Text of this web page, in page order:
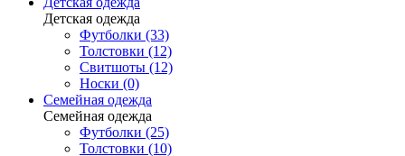
Детская одежда
Футболки (33)
Толстовки (12)
Свитшоты (12)
Носки (0)
Семейная одежда
Семейная одежда
Футболки (25)
Толстовки (10)